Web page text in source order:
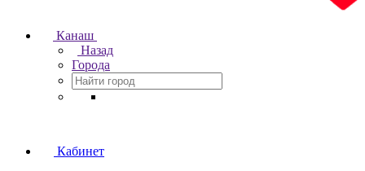
Канаш
Назад
Города
Кабинет